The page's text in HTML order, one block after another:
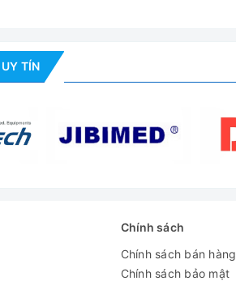
Thép phủ sơn tĩnh điện
220V
TÍN
Chính sách
Chính sách bán hàng
Chính sách bảo mật